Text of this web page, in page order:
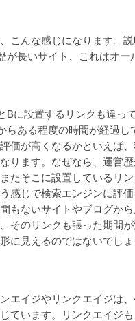
こんな感じになります。
が長いサイト、これはオー
Bに設置するリンクも違っ
らある程度の時間が経過
価が高くなるかといえば
ります。なぜなら、運営
たそこに設置しているリ
感じで検索エンジンに評
もないサイトやブログか
そのリンクも張った期間
に見えるのではないでしょ
エイジやリンクエイジは
ています。リンクエイジ